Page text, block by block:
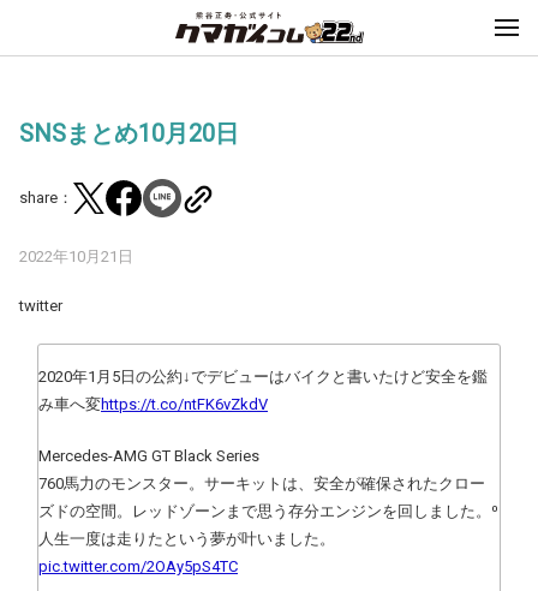
SNSまとめ10月20日
share：
2022年10月21日
twitter
2020年1月5日の公約↓でデビューはバイクと書いたけど安全を鑑
み車へ変https://t.co/ntFK6vZkdV
Mercedes-AMG GT Black Series
760馬力のモンスター。サーキットは、安全が確保されたクロー
ズドの空間。レッドゾーンまで思う存分エンジンを回しました。⁰
人生一度は走りたという夢が叶いました。
pic.twitter.com/2OAy5pS4TC